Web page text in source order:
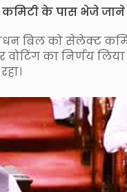
के पास भेजे जाने
बिल को सेलेक्ट
वोटिंग का निर्णय